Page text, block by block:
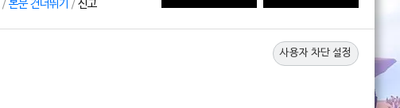
/ 본문 건너뛰기 / 신고
사용자 차단 설정